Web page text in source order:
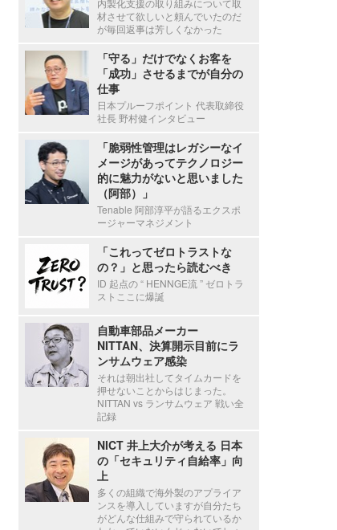
内製化支援の取り組みについて取
材させて欲しいと頼んでいたのだ
が毎回返事は芳しくなかった
「守る」だけでなくお客を
「成功」させるまでが自分の
仕事
日本プルーフポイント 代表取締役
社長 野村健インタビュー
「脆弱性管理はレガシーなイ
メージがあってテクノロジー
的に魅力がないと思いました
（阿部）」
Tenable 阿部淳平が語るエクスポ
ージャーマネジメント
「これってゼロトラストな
の？」と思ったら読むべき
ID 起点の “ HENNGE流 ” ゼロトラ
ストここに爆誕
自動車部品メーカー
NITTAN、決算開示目前にラ
ンサムウェア感染
それは朝出社してタイムカードを
押せないことからはじまった。
NITTAN vs ランサムウェア 戦い全
記録
NICT 井上大介が考える 日本
の「セキュリティ自給率」向
上
多くの組織で海外製のアプライア
ンスを導入していますが自分たち
がどんな仕組みで守られているか